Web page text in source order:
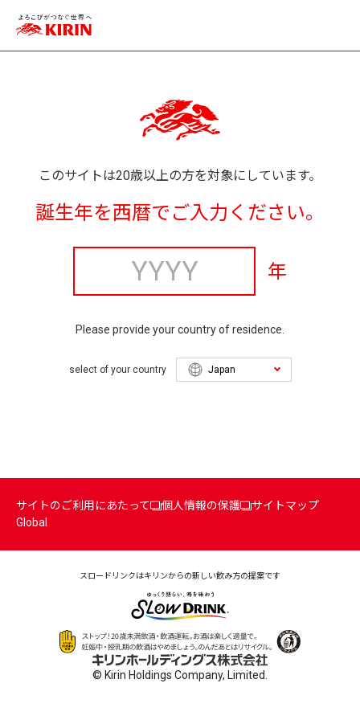
このサイトは20歳以上の方を対象にしています。
誕生年を西暦でご入力ください。
年
Please provide your country of residence.
select of your country
サイトのご利用にあたって 個人情報の保護
サイトマップ
Global
スロードリンクはキリンからの新しい飲み方の提案です
© Kirin Holdings Company, Limited.